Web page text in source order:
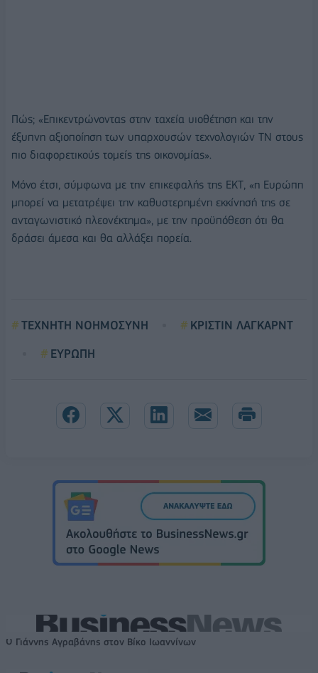
Πώς; «Επικεντρώνοντας στην ταχεία υιοθέτηση και την
έξυπνη αξιοποίηση των υπαρχουσών τεχνολογιών ΤΝ στους
πιο διαφορετικούς τομείς της οικονομίας».
Μόνο έτσι, σύμφωνα με την επικεφαλής της ΕΚΤ, «η Ευρώπη
μπορεί να μετατρέψει την καθυστερημένη εκκίνησή της σε
ανταγωνιστικό πλεονέκτημα», με την προϋπόθεση ότι θα
δράσει άμεσα και θα αλλάξει πορεία.
ΤΕΧΝΗΤΗ ΝΟΗΜΟΣΥΝΗ
ΚΡΙΣΤΙΝ ΛΑΓΚΑΡΝΤ
ΕΥΡΩΠΗ
Ο Γιάννης Αγραβάνης στον Βίκο Ιωαννίνων